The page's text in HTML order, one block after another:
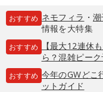
おすすめ ネモフィラ ・ 潮
情報を大特集
おすすめ
【最大12連休
ら？混雑ピー
おすすめ 今年のGWどこ
ットガイド